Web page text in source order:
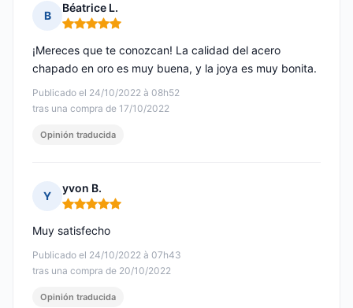
B
Béatrice L.
Nota: 5 de 5
Publicado el 24/10/2022 à 08h52
tras una compra de 17/10/2022
¡Mereces que te conozcan! La calidad del acero
chapado en oro es muy buena, y la joya es muy bonita.
Opinión traducida
Y
yvon B.
Nota: 5 de 5
Publicado el 24/10/2022 à 07h43
tras una compra de 20/10/2022
Muy satisfecho
Opinión traducida